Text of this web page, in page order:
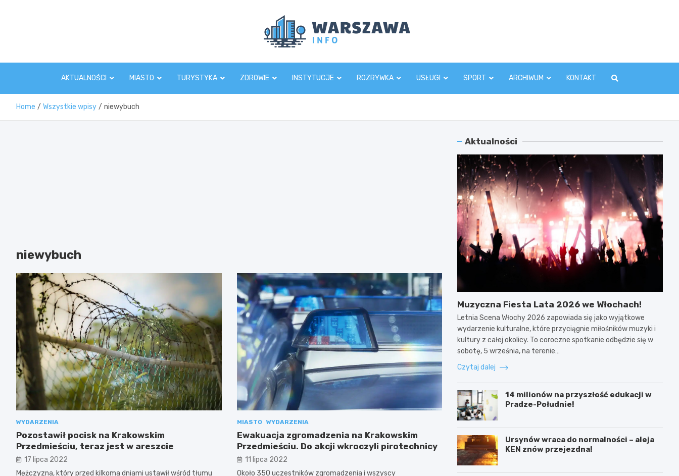
AKTUALNOŚCI MIASTO TURYSTYKA ZDROWIE INSTYTUCJE ROZRYWKA USŁUGI SPORT ARCHIWUM KONTAKT
Home Wszystkie wpisy niewybuch
niewybuch
WYDARZENIA
Pozostawił pocisk na Krakowskim
Przedmieściu, teraz jest w areszcie
17 lipca 2022
Mężczyzna, który przed kilkoma dniami ustawił wśród tłumu
MIASTO WYDARZENIA
Ewakuacja zgromadzenia na Krakowskim
Przedmieściu. Do akcji wkroczyli pirotechnicy
11 lipca 2022
Około 350 uczestników zgromadzenia i wszyscy
Aktualności
Muzyczna Fiesta Lata 2026 we Włochach!
Letnia Scena Włochy 2026 zapowiada się jako wyjątkowe
wydarzenie kulturalne, które przyciągnie miłośników muzyki i
kultury z całej okolicy. To coroczne spotkanie odbędzie się w
sobotę, 5 września, na terenie…
Czytaj dalej
14 milionów na przyszłość edukacji w
Pradze-Południe!
Ursynów wraca do normalności – aleja
KEN znów przejezdna!